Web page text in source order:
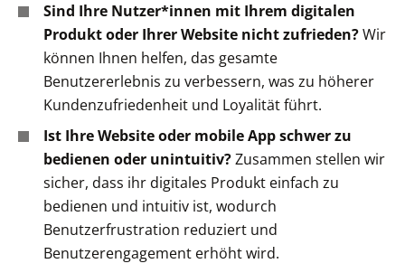
Sind Ihre Nutzer*innen mit Ihrem digitalen
Produkt oder Ihrer Website nicht zufrieden?Wir
können Ihnen helfen, das gesamte
Benutzererlebnis zu verbessern, was zu höherer
Kundenzufriedenheit und Loyalität führt.
Ist Ihre Website oder mobile App schwer zu
bedienen oder unintuitiv?Zusammen stellen wir
sicher, dass ihr digitales Produkt einfach zu
bedienen und intuitiv ist, wodurch
Benutzerfrustration reduziert und
Benutzerengagement erhöht wird.